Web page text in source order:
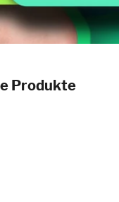
Produkte